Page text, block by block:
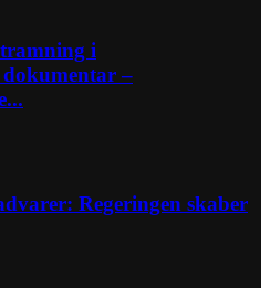
i
–
Regeringen skaber